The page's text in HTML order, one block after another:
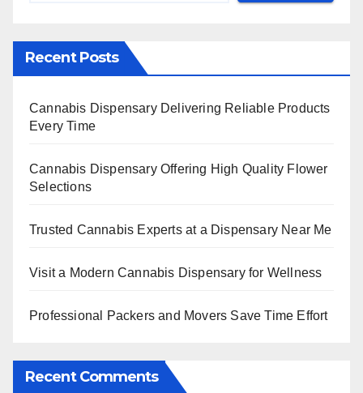
Recent Posts
Cannabis Dispensary Delivering Reliable Products
Every Time
Cannabis Dispensary Offering High Quality Flower
Selections
Trusted Cannabis Experts at a Dispensary Near Me
Visit a Modern Cannabis Dispensary for Wellness
Professional Packers and Movers Save Time Effort
Recent Comments